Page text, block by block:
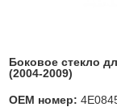
Боковое стекло
(2004-2009)
OEM номер: